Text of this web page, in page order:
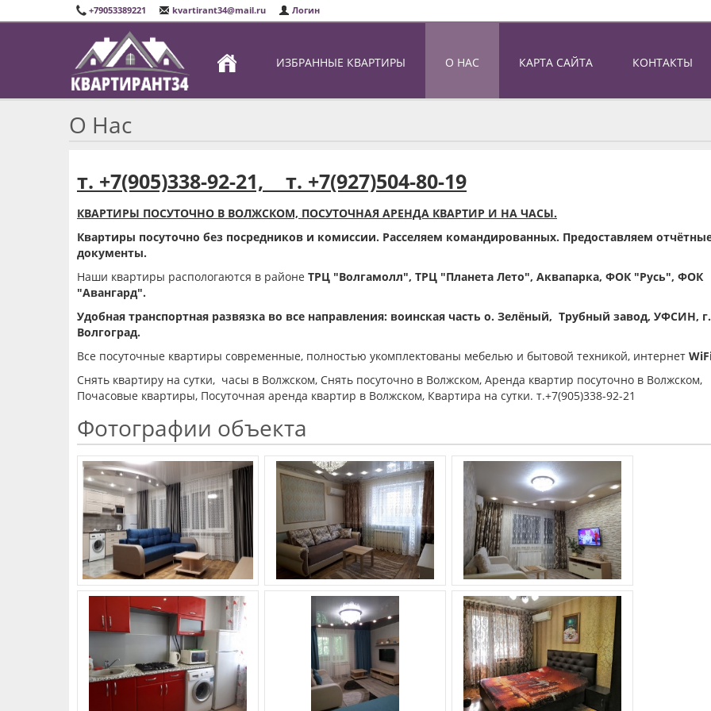
+79053389221 kvartirant34@mail.ru Логин
ИЗБРАННЫЕ КВАРТИРЫ О НАС КАРТА САЙТА КОНТАКТЫ
О Нас
т. +7(905)338-92-21, т. +7(927)504-80-19
КВАРТИРЫ ПОСУТОЧНО В ВОЛЖСКОМ, ПОСУТОЧНАЯ АРЕНДА КВАРТИР И НА ЧАСЫ.
Квартиры посуточно без посредников и комиссии. Расселяем командированных. Предоставляем
документы.
Наши квартиры распологаются в районе ТРЦ "Волгамолл", ТРЦ "Планета Лето", Аквапарка, ФОК "Русь", ФОК
"Авангард".
Удобная транспортная развязка во все направления: воинская часть о. Зелёный, Трубный завод, УФСИН, г.
Волгоград.
Все посуточные квартиры современные, полностью укомплектованы мебелью и бытовой техникой, интернет
Снять квартиру на сутки, часы в Волжском, Снять посуточно в Волжском, Аренда квартир посуточно в Волжском,
Почасовые квартиры, Посуточная аренда квартир в Волжском, Квартира на сутки. т.+7(905)338-92-21
Фотографии объекта